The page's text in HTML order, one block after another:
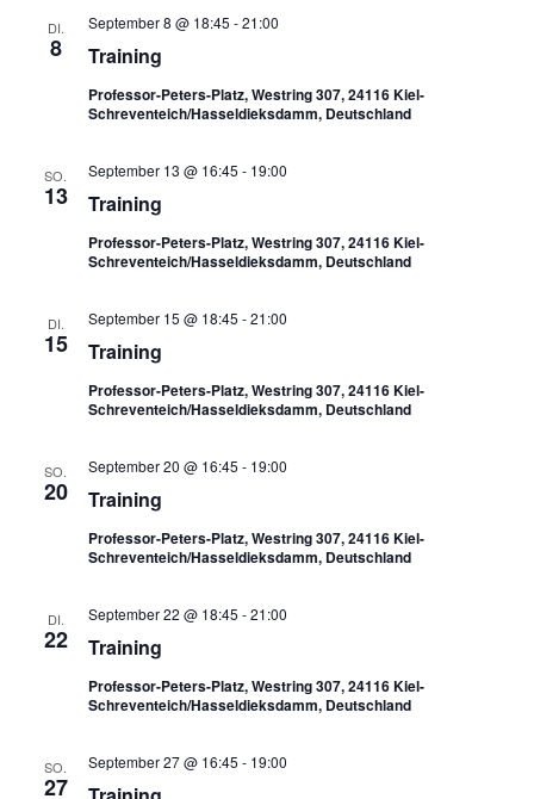
DI.
8 Training
September 8 @ 18:45 -21:00
Professor-Peters-Platz, Westring 307, 24116 Kiel-
Schreventeich/Hasseldieksdamm, Deutschland
SO.
13 Training
September 13 @ 16:45 - 19:00
Professor-Peters-Platz, Westring 307, 24116 Kiel-
Schreventeich/Hasseldieksdamm, Deutschland
DI.
15 Training
September 15 @ 18:45 -21:00
Professor-Peters-Platz, Westring 307, 24116 Kiel-
Schreventeich/Hasseldieksdamm, Deutschland
SO.
20 Training
September 20 @ 16:45 - 19:00
Professor-Peters-Platz, Westring 307, 24116 Kiel-
Schreventeich/Hasseldieksdamm, Deutschland
DI.
22 Training
September 22 @ 18:45 -21:00
Professor-Peters-Platz, Westring 307, 24116 Kiel-
Schreventeich/Hasseldieksdamm, Deutschland
SO.
27
September 27 @ 16:45 - 19:00